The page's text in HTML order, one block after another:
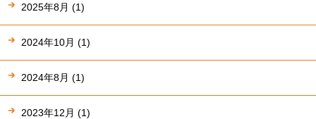
2025年8月 (1)
2024年10月 (1)
2024年8月 (1)
2023年12月 (1)